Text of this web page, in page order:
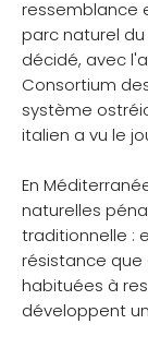
ressemblance
parc naturel du
décidé, avec
Consortium
système
italien a vu le
En
naturelles
traditionnelle :
résistance que
habituées à
développent